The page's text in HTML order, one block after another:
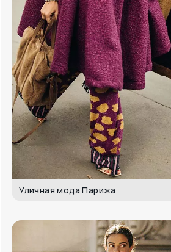
Уличная мода Парижа